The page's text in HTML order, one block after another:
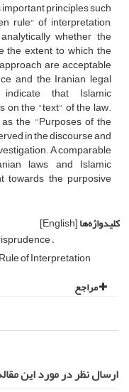
principles such
rule" of interpretation,
whether the
the extent to which the
are acceptable
and the Iranian legal
that Islamic
on the "text" of the law.
the "Purposes of the
in the discourse and
A comparable
laws and Islamic
towards the purposive
کلیدواژه‌ها[English]
of Interpretation
مراجع
ارسال نظر در مورد این